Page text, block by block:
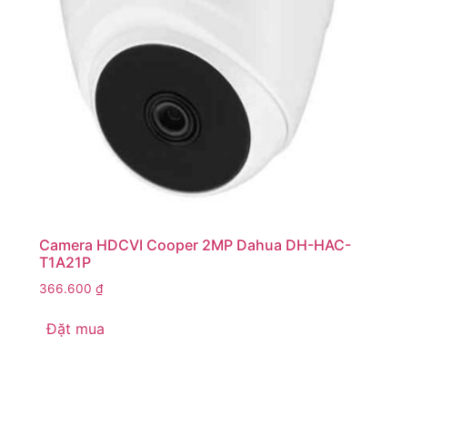
Camera HDCVI Cooper 2MP Dahua DH-HAC-
T1A21P
366.600 ₫
Đặt mua